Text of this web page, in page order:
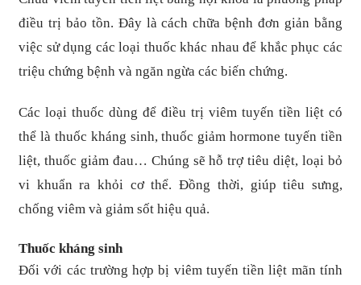
điều trị bảo tồn. Đây là cách chữa bệnh đơn giản bằng
việc sử dụng các loại thuốc khác nhau để khắc phục các
triệu chứng bệnh và ngăn ngừa các biến chứng.
Các loại thuốc dùng để điều trị viêm tuyến tiền liệt có
thể là thuốc kháng sinh, thuốc giảm hormone tuyến tiền
liệt, thuốc giảm đau… Chúng sẽ hỗ trợ tiêu diệt, loại bỏ
vi khuẩn ra khỏi cơ thể. Đồng thời, giúp tiêu sưng,
chống viêm và giảm sốt hiệu quả.
Thuốc kháng sinh
Đối với các trường hợp bị viêm tuyến tiền liệt mãn tính